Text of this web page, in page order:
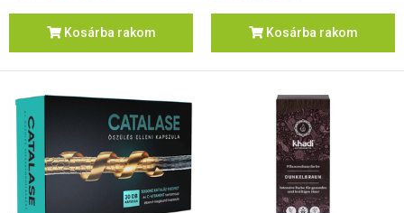
Kosárba rakom Kosárba rakom